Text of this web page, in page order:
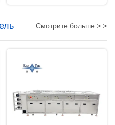
Смотрите больше > >